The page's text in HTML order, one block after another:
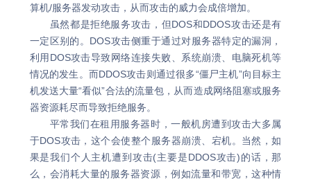
算机/服务器发动攻击，从而攻击的威力会成倍增加。
虽然都是拒绝服务攻击，但DOS和DDOS攻击还是有
一定区别的。DOS攻击侧重于通过对服务器特定的漏洞，
利用DOS攻击导致网络连接失败、系统崩溃、电脑死机等
情况的发生。而DDOS攻击则通过很多“僵尸主机”向目标主
机发送大量“看似”合法的流量包，从而造成网络阻塞或服务
器资源耗尽而导致拒绝服务。
平常我们在租用服务器时，一般机房遭到攻击大多属
于DOS攻击，这个会使整个服务器崩溃、宕机。当然，如
果是我们个人主机遭到攻击(主要是DDOS攻击)的话，那
么，会消耗大量的服务器资源，例如流量和带宽，这种情